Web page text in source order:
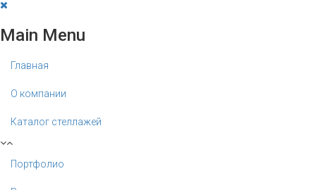
Main Menu
Главная
О компании
Каталог стеллажей
Портфолио